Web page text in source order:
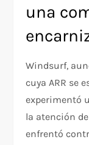
una
Windsurf,
cuya ARR se
experimentó
la atención
enfrentó